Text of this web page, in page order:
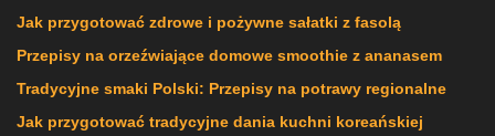
Jak przygotować zdrowe i pożywne sałatki z fasolą
Przepisy na orzeźwiające domowe smoothie z ananasem
Tradycyjne smaki Polski: Przepisy na potrawy regionalne
Jak przygotować tradycyjne dania kuchni koreańskiej